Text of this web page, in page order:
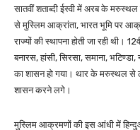
सातवीं शताब्दी ईस्वी में अरब के मरुस्थल
से मुस्लिम आक्रांता, भारत भूमि पर
राज्यों की स्थापना होती जा रही थी।
बनारस, हांसी, सिरसा, समाना,
का शासन हो गया। थार के मरुस्थल से
शासन करने लगे।
मुस्लिम आक्रमणों की इस आंधी में